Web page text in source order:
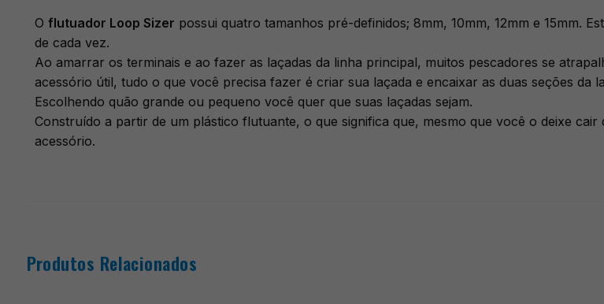
O flutuador Loop Sizer possui quatro tamanhos pré-definidos; 8mm, 10mm, 12mm e 15mm.
de cada vez.
Ao amarrar os terminais e ao fazer as laçadas da linha principal, muitos pescadores se
acessório útil, tudo o que você precisa fazer é criar sua laçada e encaixar as duas seções da
Escolhendo quão grande ou pequeno você quer que suas laçadas sejam.
Construído a partir de um plástico flutuante, o que significa que, mesmo que você o deixe
acessório.
Produtos Relacionados